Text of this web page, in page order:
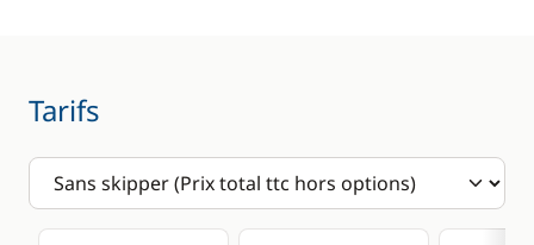
Chauffage
Tarifs